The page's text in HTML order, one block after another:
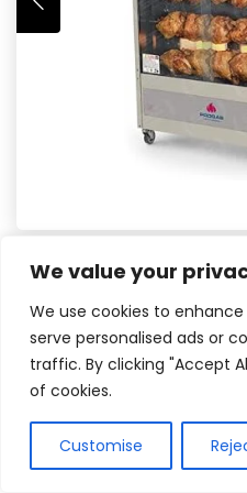
We value your
We use cookies to
serve personalised ads or
traffic. By clicking "Accept
of cookies.
Customise
Veja na
Gaveta coletora de